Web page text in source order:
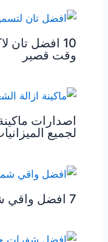
10 افضل
وقت قصير
اصدارات
لجميع
7 افضل واقي شمس لجميع انواع البشرة